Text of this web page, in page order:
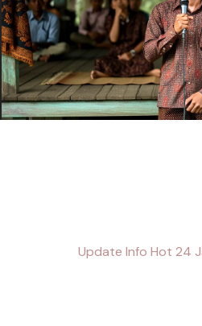
Update Info Hot 24